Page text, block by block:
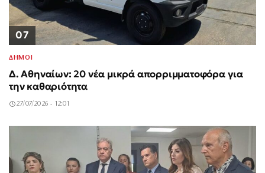
07
ΔΗΜΟΙ
Δ. Αθηναίων: 20 νέα μικρά απορριμματοφόρα για
την καθαριότητα
27/07/2026 - 12:01